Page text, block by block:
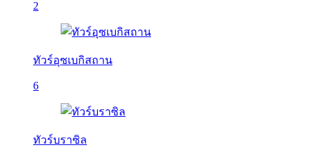
2
ทัวร์อุซเบกิสถาน
6
ทัวร์บราซิล